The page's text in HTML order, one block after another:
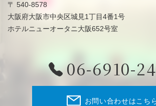
〒 540-8578
大阪府大阪市中央区城見1丁目4番1号
ホテルニューオータニ大阪652号室
06-6910-
お問い合わせはこち